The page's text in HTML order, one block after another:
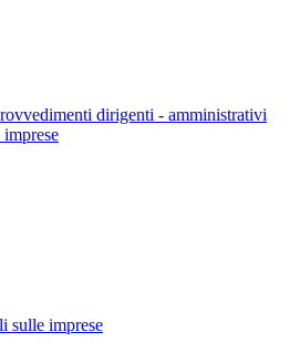
dirigenti - amministrativi
sulle imprese